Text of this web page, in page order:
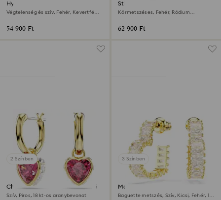
Hyperbola karperec
Végtelenség és szív, Fehér, Kevertfém-
54 900 Ft
Stilla szett
Körmetszéses, Fehér, Ródium
62 900 Ft
2 Színben
Chroma csepp alakú fülbevaló
Szív, Piros, 18 kt-os aranybevonat
3 Színben
Matrix karika fülbevaló
Baguette metszés, Szív, Kicsi, Fehér, 18